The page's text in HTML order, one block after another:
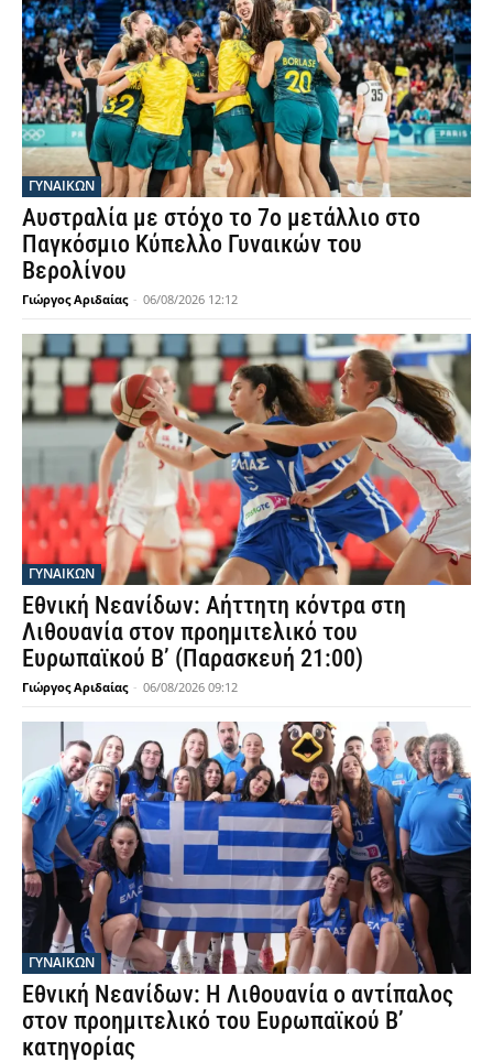
ΓΥΝΑΙΚΩΝ
Αυστραλία με στόχο το 7ο μετάλλιο στο
Παγκόσμιο Κύπελλο Γυναικών του
Βερολίνου
Γιώργος Αριδαίας - 06/08/2026 12:12
ΓΥΝΑΙΚΩΝ
Εθνική Νεανίδων: Αήττητη κόντρα στη
Λιθουανία στον προημιτελικό του
Ευρωπαϊκού Β’ (Παρασκευή 21:00)
Γιώργος Αριδαίας - 06/08/2026 09:12
ΓΥΝΑΙΚΩΝ
Εθνική Νεανίδων: Η Λιθουανία ο αντίπαλος
στον προημιτελικό του Ευρωπαϊκού Β’
κατηγορίας